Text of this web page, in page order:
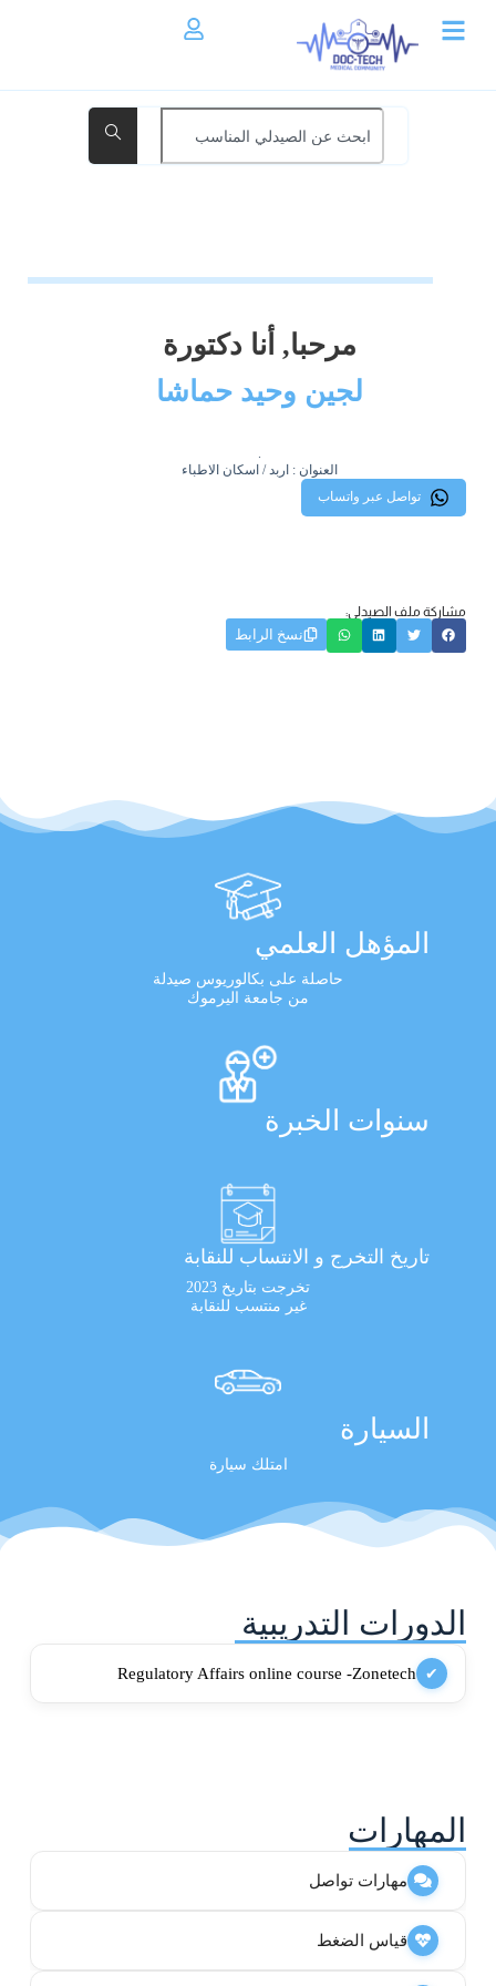
مرحبا, أنا دكتورة
لجين وحيد حماشا
العنوان : اربد / اسكان الاطباء
تواصل عبر واتساب
مشاركة ملف الصيدلي:
نسخ الرابط
المؤهل العلمي
حاصلة على بكالوريوس صيدلة
من جامعة اليرموك
سنوات الخبرة
تاريخ التخرج و الانتساب للنقابة
تخرجت بتاريخ 2023
غير منتسب للنقابة
السيارة
امتلك سيارة
الدورات التدريبية
✔
Regulatory Affairs online course -Zonetech
المهارات
مهارات تواصل
قياس الضغط